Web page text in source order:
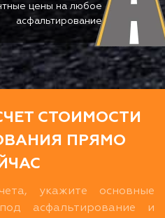
цены на любое
асфальтирование
СТОИМОСТИ
ПРЯМО
укажите основные
асфальтирование и